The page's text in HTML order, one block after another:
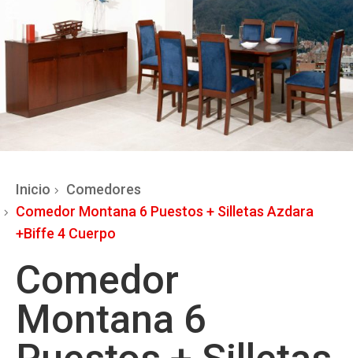
Inicio
Comedores
Comedor Montana 6 Puestos + Silletas Azdara
+Biffe 4 Cuerpo
Comedor
Montana 6